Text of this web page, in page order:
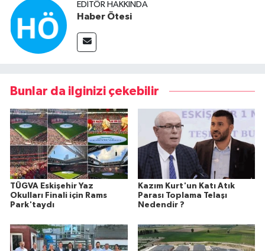
EDITÖR HAKKINDA
Haber Ötesi
Bunlar da ilginizi çekebilir
TÜGVA Eskişehir Yaz
Okulları Finali için Rams
Park'taydı
Kazım Kurt'un Katı Atık
Parası Toplama Telaşı
Nedendir ?